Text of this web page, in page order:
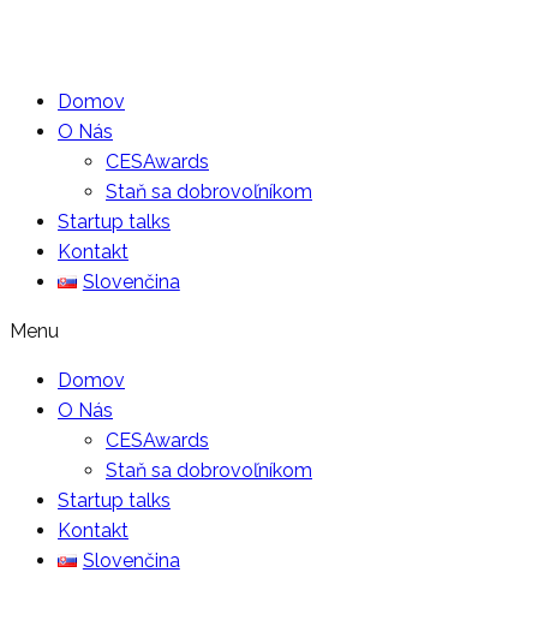
Domov
O Nás
CESAwards
Staň sa dobrovoľníkom
Startup talks
Kontakt
Slovenčina
Menu
Domov
O Nás
CESAwards
Staň sa dobrovoľníkom
Startup talks
Kontakt
Slovenčina